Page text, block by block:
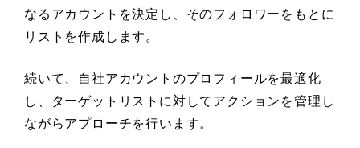
なるアカウントを決定し、そのフォロワーをもとに
リストを作成します。
続いて、自社アカウントのプロフィールを最適化
し、ターゲットリストに対してアクションを管理し
ながらアプローチを行います。